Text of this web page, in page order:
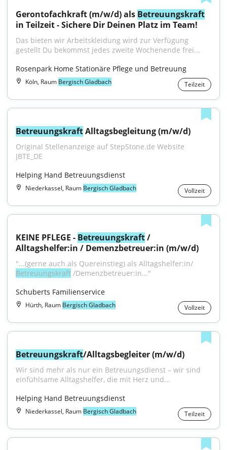
Gerontofachkraft (m/w/d) als Betreuungskraft
in Teilzeit - Sichere Dir Deinen Platz im Team!
Das bieten wir Arbeitskleidung wird zur Verfügung
gestellt Du bekommst jedes zweite Wochenende frei...
Rosenpark Home Stationäre Pflege und Betreuung
Köln, Raum Bergisch Gladbach Teilzeit
Betreuungskraft Alltagsbegleitung (m/w/d)
Original Stellenanzeige auf StepStone.de Website
JBTE_DE
Helping Hand Betreuungsdienst
Niederkassel, Raum Bergisch Gladbach Vollzeit
KEINE PFLEGE - Betreuungskraft /
Alltagshelfer:in / Demenzbetreuer:in (m/w/d)
Betreuungskraft /Demenzbetreuer:in..."
Schuberts Familienservice
Hürth, Raum Bergisch Gladbach Vollzeit
Betreuungskraft/Alltagsbegleiter (m/w/d)
Wir sind mehr als nur ein Betreuungsdienst – wir sind
einfühlsame Alltagshelfer, die mit Herz und...
Helping Hand Betreuungsdienst
Niederkassel, Raum Bergisch Gladbach Teilzeit